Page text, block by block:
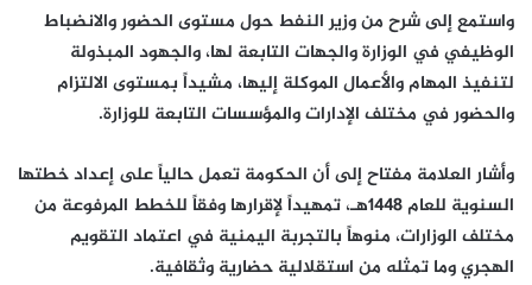
واستمع إلى شرح من وزير النفط حول مستوى الحضور والانضباط
الوظيفي في الوزارة والجهات التابعة لها، والجهود المبذولة
لتنفيذ المهام والأعمال الموكلة إليها، مشيداً بمستوى الالتزام
والحضور في مختلف الإدارات والمؤسسات التابعة للوزارة.
وأشار العلامة مفتاح إلى أن الحكومة تعمل حالياً على إعداد خطتها
السنوية للعام 1448هـ، تمهيداً لإقرارها وفقاً للخطط المرفوعة من
مختلف الوزارات، منوهاً بالتجربة اليمنية في اعتماد التقويم
الهجري وما تمثله من استقلالية حضارية وثقافية.